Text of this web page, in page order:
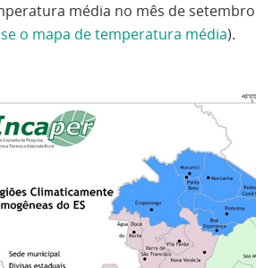
média no mês de
o mapa de temperatura média).